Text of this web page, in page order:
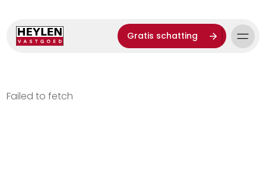
Gratis schatting
Failed to fetch